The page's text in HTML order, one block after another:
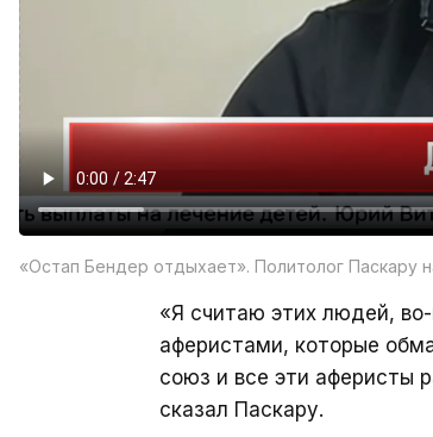
«Остап Бендер отдыхает». Политолог Паскару
«Я считаю этих людей,
аферистами, которые
союз и все эти аферисты
сказал Паскару.